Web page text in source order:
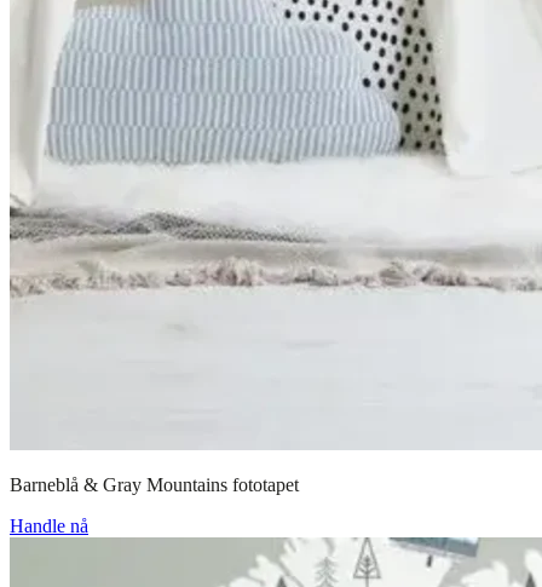
Barneblå & Gray Mountains fototapet
Handle nå